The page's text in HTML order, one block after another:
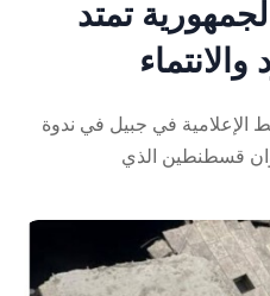
تمتد
الإعلامية في جبيل في ندوة
قسطنطين الذي